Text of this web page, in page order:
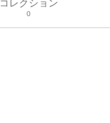
コレクション
0